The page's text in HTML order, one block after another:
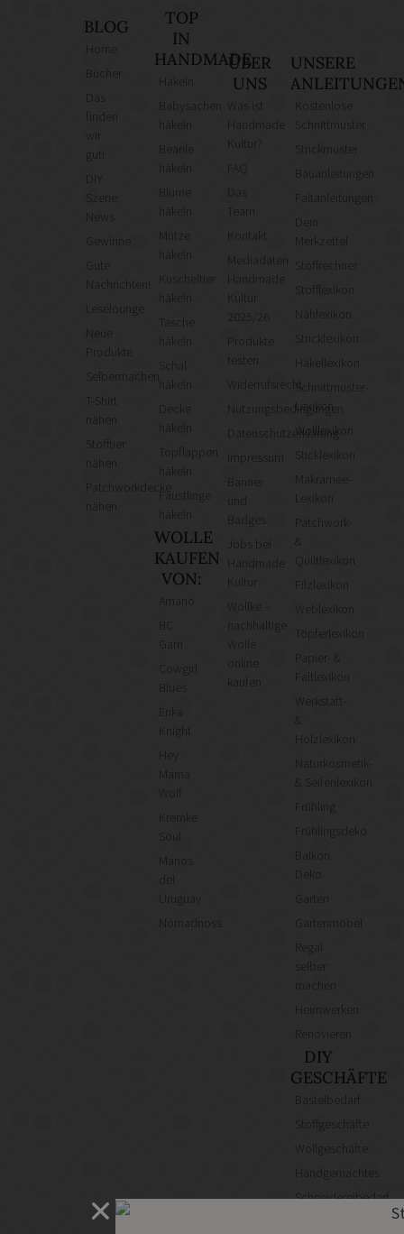
BLOG
finden
gut!
News
Gute
Nachrichten!
Leselounge
Neue
Produkte
Selbermachen
T-Shirt
Stofftier
Patchworkdecke
TOP
IN
HANDMADE
häkeln
häkeln
Mütze
häkeln
Kuscheltier
häkeln
Tasche
häkeln
häkeln
Topflappen
häkeln
Fäustlinge
häkeln
WOLLE
KAUFEN
VON:
Cowgirl
Knight
Mama
Wolf
Kremke
Manos
Uruguay
Nomadnoss
ÜBER
UNS
Was ist
Kultur?
Team
Kontakt
Mediadaten
Kultur
2025/26
Produkte
testen
Widerrufsrecht
Nutzungsbedingungen
Datenschutzerklärung
Kultur
Wollke –
nachhaltige
kaufen
UNSERE
Kostenlose
Schnittmuster
Strickmuster
Bauanleitungen
Faltanleitungen
Merkzettel
Stoffrechner
Stofflexikon
Nählexikon
Stricklexikon
Häkellexikon
Schnittmuster-
Lexikon
Wolllexikon
Sticklexikon
Makramee-
Lexikon
Patchwork-
&
Quiltlexikon
Weblexikon
Töpferlexikon
Papier- &
Faltlexikon
Werkstatt-
&
Holzlexikon
Naturkosmetik-
& Seifenlexikon
Frühling
Frühlingsdeko
Balkon
Deko
Garten
Gartenmöbel
Regal
Heimwerken
DIY
GESCHÄFTE
Bastelbedarf
Stoffgeschäfte
Wollgeschäfte
Handgemachtes
Schneidereibedarf
Handarbeitszubehör